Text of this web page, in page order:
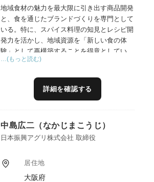
地域食材の魅力を最大限に引き出す商品開発
と、食を通じたブランドづくりを専門として
いる。特に、スパイス料理の知見とレシピ開
発力を活かし、地域資源を「新しい食の体
験」として再構築することを得意としてい
る。ターゲット分析、商品コンセプト設計、
格設計、販促企画まで一連のプロセスを伴走
型で支援し、地域食材を“選ばれる商品”へと
のネットワークを活かし、販路拡大やコラボ
レーション企画の創出を支援している。さら
を通じて、地域資源の価値向上と持続可能な
地域ブランドづくりに貢献している。
…(もっと読む)
詳細を確認する
中島広二（なかじまこうじ）
日本振興アグリ株式会社 取締役
居住地
大阪府